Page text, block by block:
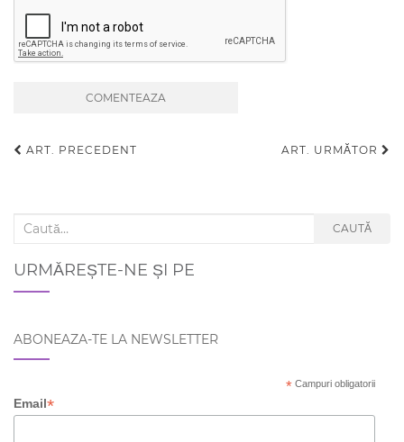
ART. PRECEDENT ART. URMĂTOR
Search for: CAUTĂ
URMĂREȘTE-NE ȘI PE
ABONEAZA-TE LA NEWSLETTER
* Campuri obligatorii
Email*